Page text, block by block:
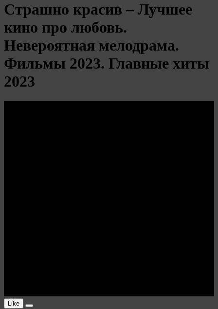
Страшно красив – Лучшее
кино про любовь.
Невероятная мелодрама.
Фильмы 2023. Главные хиты
2023
Like